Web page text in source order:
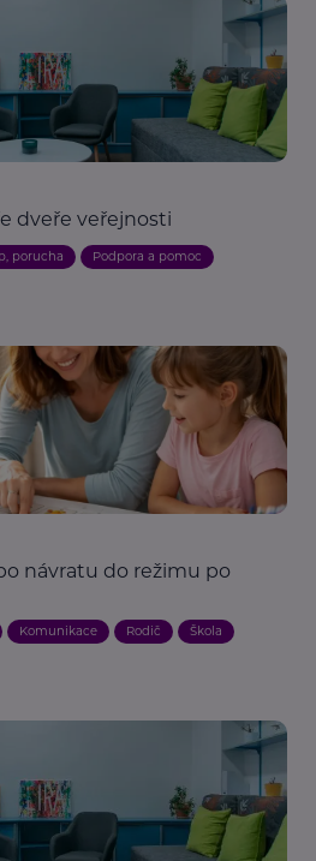
dveře veřejnosti
porucha Podpora a pomoc
návratu do režimu po
Komunikace Rodič Škola